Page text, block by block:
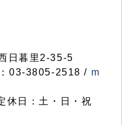
日暮里2-35-5
03-3805-2518 / m
休日：土・日・祝